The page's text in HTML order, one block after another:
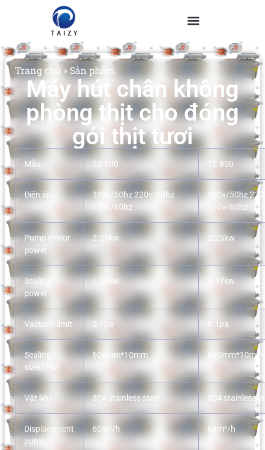
Trang chủ » Sản phẩm
Máy hút chân không
phòng thịt cho đóng
gói thịt tươi
Mẫu TZ-600 TZ-800
Điện áp
380v/50hz 220v/50hz
110v/60hz
380v/50hz
110v/60hz
Pump motor
power
2.25kw 2.25kw
Sealing
power
1.17kw 1.17kw
Vacuum limit 0.1pa 0.1pa
Sealing
size(L*W)
600mm*10mm 800mm*10mm
Vật liệu 304 stainless steel 304 stainless
Displacement
pump
60m³/h 63m³/h